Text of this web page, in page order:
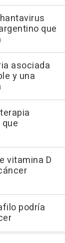
que
asociada
y una
vitamina D
podría